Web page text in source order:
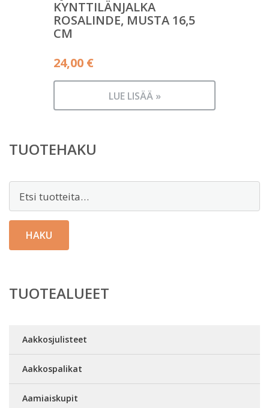
KYNTTILÄNJALKA
ROSALINDE, MUSTA 16,5
CM
24,00 €
LUE LISÄÄ »
TUOTEHAKU
HAKU
TUOTEALUEET
Aakkosjulisteet
Aakkospalikat
Aamiaiskupit